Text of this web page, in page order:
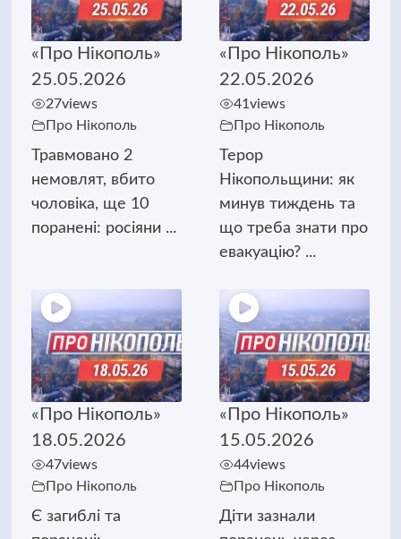
«Про Нікополь»
25.05.2026
27views
Про Нікополь
Травмовано 2
немовлят, вбито
чоловіка, ще 10
поранені: росіяни ...
«Про Нікополь»
22.05.2026
41 views
Про Нікополь
Терор
Нікопольщини: як
минув тиждень та
що треба знати про
евакуацію? ...
«Про Нікополь»
18.05.2026
47views
Про Нікополь
Є загиблі та
«Про Нікополь»
15.05.2026
44views
Про Нікополь
Діти зазнали